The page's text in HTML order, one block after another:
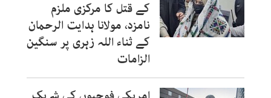
کے قتل کا مرکزی ملزم
نامزد، مولانا ہدایت الرحمان
کے ثناء اللہ زہری پر سنگین
الزامات